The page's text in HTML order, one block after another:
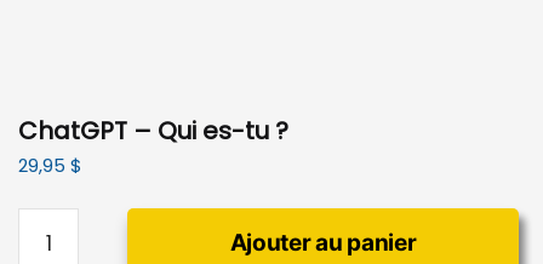
ChatGPT – Qui es-tu ?
29,95 $
Ajouter au panier